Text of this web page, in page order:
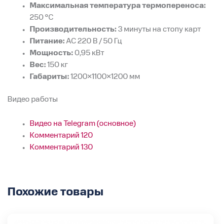
Максимальная температура термопереноса:
250 °C
Производительность: 3 минуты на стопу карт
Питание: AC 220 В / 50 Гц
Мощность: 0,95 кВт
Вес: 150 кг
Габариты: 1200×1100×1200 мм
Видео работы
Видео на Telegram (основное)
Комментарий 120
Комментарий 130
Похожие товары